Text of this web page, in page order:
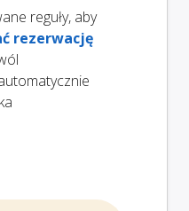
reguły, aby
rezerwację